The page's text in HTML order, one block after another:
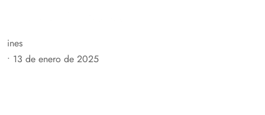
ines
• 13 de enero de 2025